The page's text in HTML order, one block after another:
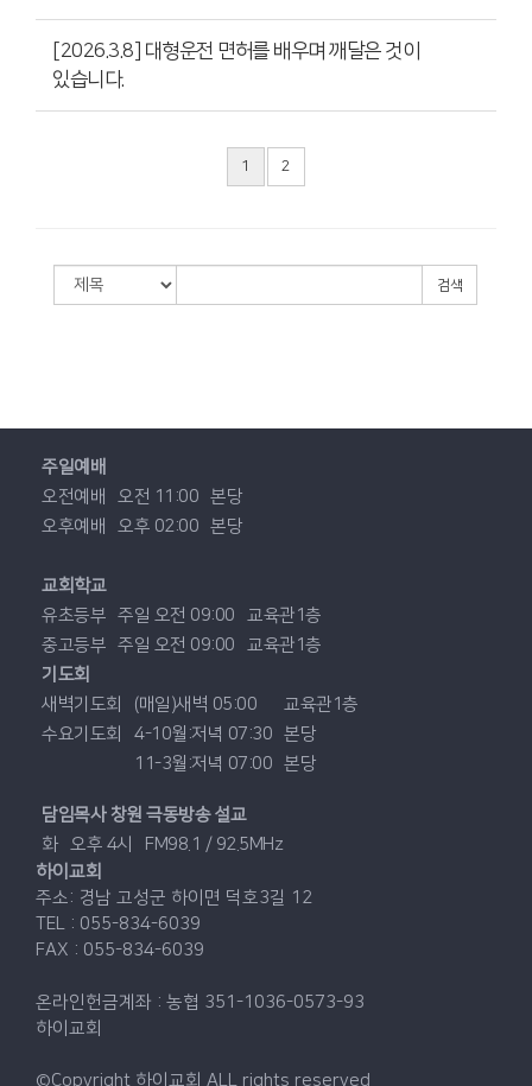
[2026.3.8] 대형운전 면허를 배우며 깨달은 것이
있습니다.
1 2
검색
주일예배
오전예배
오전 11:00 본당
오후예배
오후 02:00 본당
교회학교
유초등부 주일 오전 09:00
교육관1층
중고등부 주일 오전 09:00
교육관1층
기도회
새벽기도회
(매일)새벽 05:00
교육관1층
수요기도회
4-10월:저녁 07:30 본당
11-3월:저녁 07:00 본당
담임목사 창원 극동방송 설교
화
오후 4시
FM98.1 / 92.5MHz
하이교회
주소: 경남 고성군 하이면 덕호3길 12
TEL : 055-834-6039
FAX : 055-834-6039
온라인헌금계좌 : 농협 351-1036-0573-93
하이교회
©Copyright 하이교회 ALL rights reserved.